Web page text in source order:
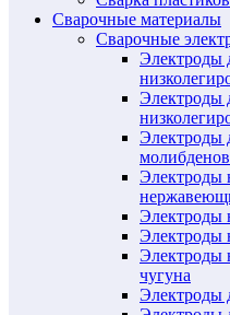
Сварочные материалы
Сварочные
Электроды
Электроды
Электроды
Электроды
Электроды
Электроды
Электроды
чугуна
Электроды